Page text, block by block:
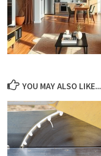
YOU MAY ALSO LIKE...